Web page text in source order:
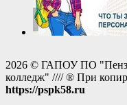
2026 © ГАПОУ ПО
колледж" //// ® При
https://pspk58.ru